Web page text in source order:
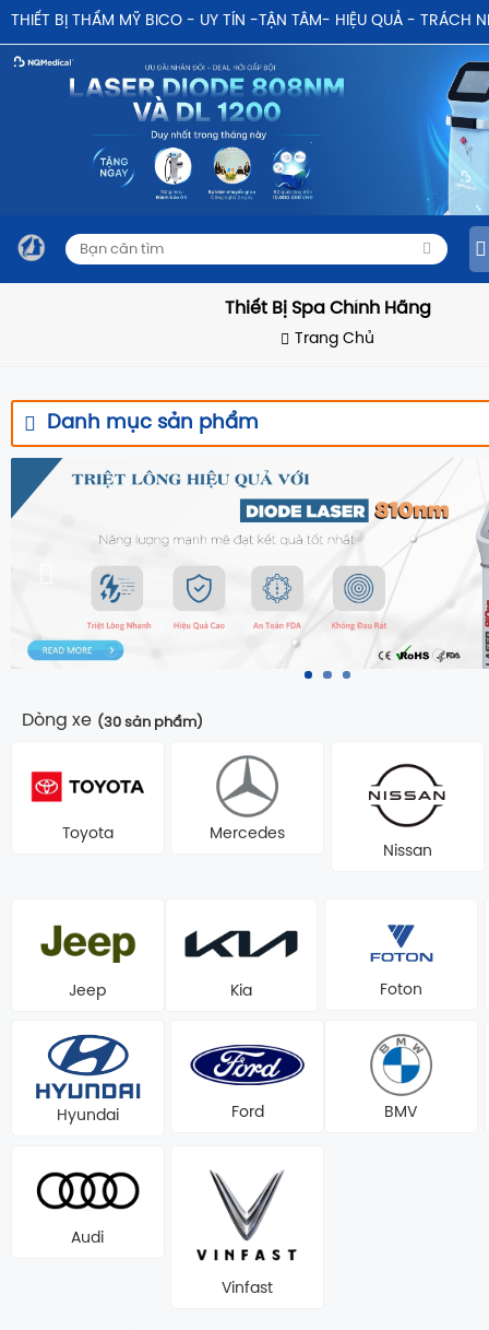
THIẾT BỊ THẨM MỸ BICO - UY TÍN -TẬN TÂM- HIỆU QUẢ - TRÁCH
Thiết Bị Spa Chính Hãng
Trang Chủ
Danh mục sản phẩm
Dòng xe (30 sản phẩm)
Toyota
Mercedes
Nissan
Jeep Kia Foton
Hyundai Ford BMV
Audi
Vinfast